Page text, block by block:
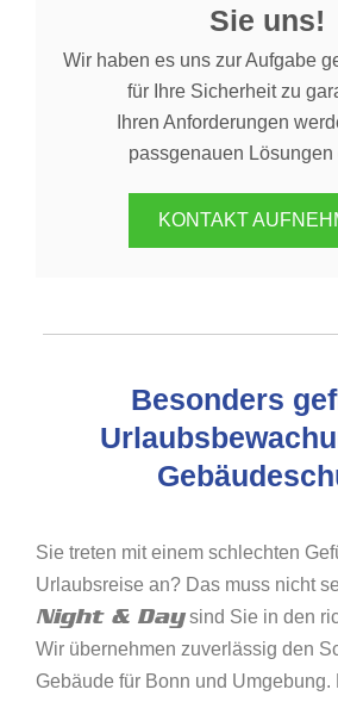
Sie uns!
Wir haben es uns zur Aufgabe
für Ihre Sicherheit zu
Ihren Anforderungen
passgenauen Lösungen
KONTAKT
Besonders
Sie treten mit einem schlechten
Urlaubsreise an? Das muss nicht
Night & Daysind Sie in den
Wir übernehmen zuverlässig den
Gebäude für Bonn und